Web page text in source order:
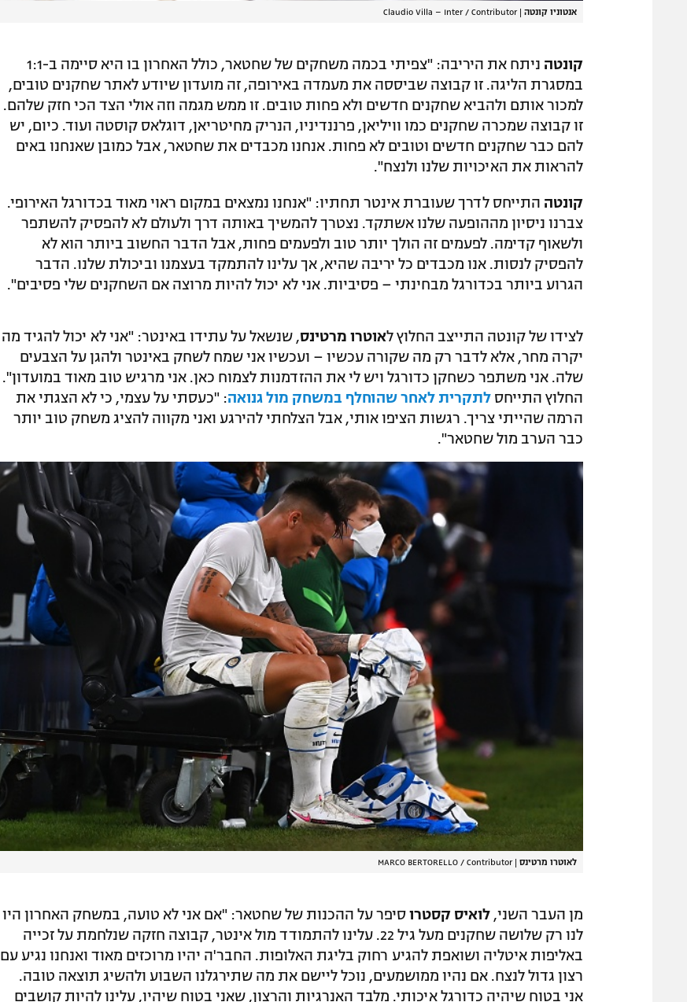
אנטוניו קונטה |
Claudio Villa – Inter / Contributor
קונטה
ניתח את היריבה: "צפיתי בכמה משחקים של שחטאר, כולל האחרון בו היא סיימה ב-1:1
במסגרת הליגה. זו קבוצה שביססה את מעמדה באירופה, זה מועדון שיודע לאתר שחקנים טובים,
למכור אותם ולהביא שחקנים חדשים ולא פחות טובים. זו ממש מגמה וזה אולי הצד הכי חזק שלהם.
זו קבוצה שמכרה שחקנים כמו וויליאן, פרננדיניו, הנריק מחיטריאן, דוגלאס קוסטה ועוד. כיום, יש
להם כבר שחקנים חדשים וטובים לא פחות. אנחנו מכבדים את שחטאר, אבל כמובן שאנחנו באים
להראות את האיכויות שלנו ולנצח".
קונטה התייחס לדרך שעוברת אינטר תחתיו: "אנחנו נמצאים במקום ראוי מאוד בכדורגל האירופי.
צברנו ניסיון מההופעה שלנו אשתקד. נצטרך להמשיך באותה דרך ולעולם לא להפסיק להשתפר
ולשאוף קדימה. לפעמים זה הולך יותר טוב ולפעמים פחות, אבל הדבר החשוב ביותר הוא לא
להפסיק לנסות. אנו מכבדים כל יריבה שהיא, אך עלינו להתמקד בעצמנו וביכולת שלנו. הדבר
הגרוע ביותר בכדורגל מבחינתי – פסיביות. אני לא יכול להיות מרוצה אם השחקנים שלי פסיבים".
לצידו של קונטה התייצב החלוץ לאוטרו מרטינס, שנשאל על עתידו באינטר: "אני לא יכול להגיד מה
יקרה מחר, אלא לדבר רק מה שקורה עכשיו – ועכשיו אני שמח לשחק באינטר ולהגן על הצבעים
שלה. אני משתפר כשחקן כדורגל ויש לי את ההזדמנות לצמוח כאן. אני מרגיש טוב מאוד במועדון".
החלוץ התייחס לתקרית לאחר שהוחלף במשחק מול גנואה: "כעסתי על עצמי, כי לא הצגתי את
הרמה שהייתי צריך. רגשות הציפו אותי, אבל הצלחתי להירגע ואני מקווה להציג משחק טוב יותר
כבר הערב מול שחטאר".
לאוטרו מרטינס |
MARCO BERTORELLO / Contributor
מן העבר השני, לואיס קסטרו סיפר על ההכנות של שחטאר: "אם אני לא טועה, במשחק האחרון היו
לנו רק שלושה שחקנים מעל גיל 22. עלינו להתמודד מול אינטר, קבוצה חזקה שנלחמת על זכייה
באליפות איטליה ושואפת להגיע רחוק בליגת האלופות. החבר'ה יהיו מרוכזים מאוד ואנחנו נגיע עם
רצון גדול לנצח. אם נהיו ממושמעים, נוכל ליישם את מה שתירגלנו השבוע ולהשיג תוצאה טובה.
אני בטוח שיהיה כדורגל איכותי. מלבד האנרגיות והרצון, שאני בטוח שיהיו, עלינו להיות קושבים